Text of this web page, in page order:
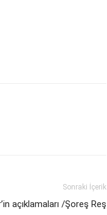
Sonraki İçerik
açıklamaları /Şoreş Reş